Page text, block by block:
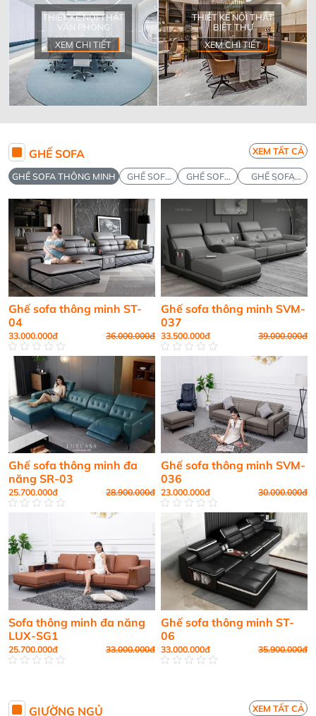
THIẾT KẾ NỘI THẤT
VĂN PHÒNG
XEM CHI TIẾT
THIẾT KẾ NỘI THẤT
BIỆT THỰ
XEM CHI TIẾT
GHẾ SOFA XEM TẤT CẢ
GHẾ SOFA THÔNG MINH
GHẾ SOFA
HIỆN ĐẠI
GHẾ SOFA
DA THẬT
GHẾ SOFA
TÂN CỔ ĐIỂN
Ghế sofa thông minh ST-
04
33.000.000đ 36.000.000đ
Ghế sofa thông minh SVM-
037
33.500.000đ 39.000.000đ
Ghế sofa thông minh đa
năng SR-03
25.700.000đ 28.900.000đ
Ghế sofa thông minh SVM-
036
23.000.000đ 30.000.000đ
Sofa thông minh đa năng
LUX-SG1
25.700.000đ 33.000.000đ
Ghế sofa thông minh ST-
06
33.000.000đ 35.900.000đ
GIƯỜNG NGỦ XEM TẤT CẢ